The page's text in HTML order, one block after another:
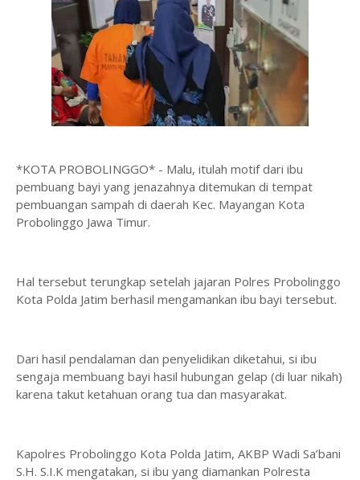
*KOTA PROBOLINGGO* - Malu, itulah motif dari ibu
pembuang bayi yang jenazahnya ditemukan di tempat
pembuangan sampah di daerah Kec. Mayangan Kota
Probolinggo Jawa Timur.
Hal tersebut terungkap setelah jajaran Polres Probolinggo
Kota Polda Jatim berhasil mengamankan ibu bayi tersebut.
Dari hasil pendalaman dan penyelidikan diketahui, si ibu
sengaja membuang bayi hasil hubungan gelap (di luar nikah)
karena takut ketahuan orang tua dan masyarakat.
Kapolres Probolinggo Kota Polda Jatim, AKBP Wadi Sa’bani
S.H. S.I.K mengatakan, si ibu yang diamankan Polresta